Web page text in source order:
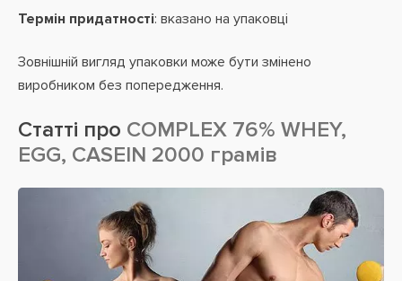
Термін придатності: вказано на упаковці
Зовнішній вигляд упаковки може бути змінено
виробником без попередження.
Статті про COMPLEX 76% WHEY,
EGG, CASEIN 2000 грамів